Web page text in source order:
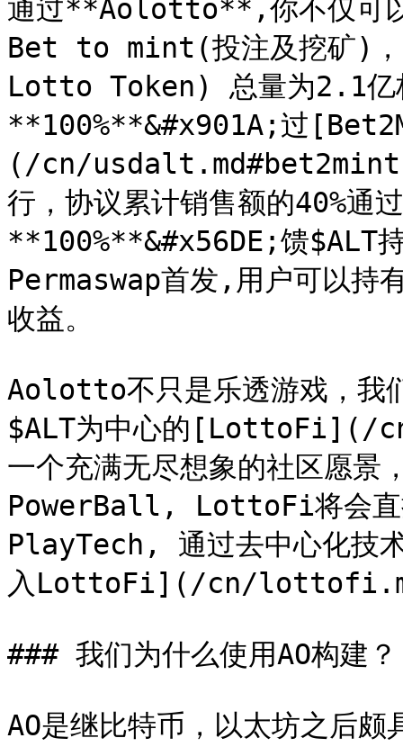
通过**Aolotto**,你不仅可
Bet to mint(投注及挖矿)
Lotto Token) 总量为2.1亿
**100%**&#x901A;过
(/cn/usdalt.md#bet2mint)
行，协议累计销售额的40%通
**100%**&#x56DE;馈$ALT
Permaswap首发,用户可以持
收益。
Aolotto不只是乐透游戏，我
$ALT为中心的
一个充满无尽想象的社区愿
PowerBall, LottoFi将会直
PlayTech, 通过去中心化技
入LottoFi](/cn/
### 我们为什么使用AO构建？
AO是继比特币，以太坊之后